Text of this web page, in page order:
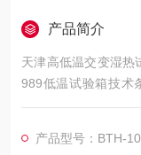
产品简介
天津高低温交变湿热
989低温试验箱技术
条件； 3.GB/
热试验Ca
产品型号：BTH-